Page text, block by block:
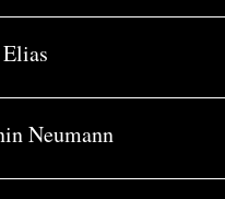
Neumann